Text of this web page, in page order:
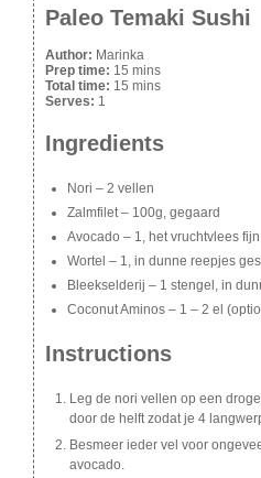
Paleo Temaki Sushi
Author: Marinka
Prep time: 15 mins
Total time: 15 mins
Serves: 1
Ingredients
Nori – 2 vellen
Zalmfilet – 100g, gegaard
Avocado – 1, het vruchtvlees
Wortel – 1, in dunne reepjes
Bleekselderij – 1 stengel, in
Coconut Aminos – 1 – 2 el
Instructions
Leg de nori vellen op een
door de helft zodat je 4
Besmeer ieder vel voor
avocado.